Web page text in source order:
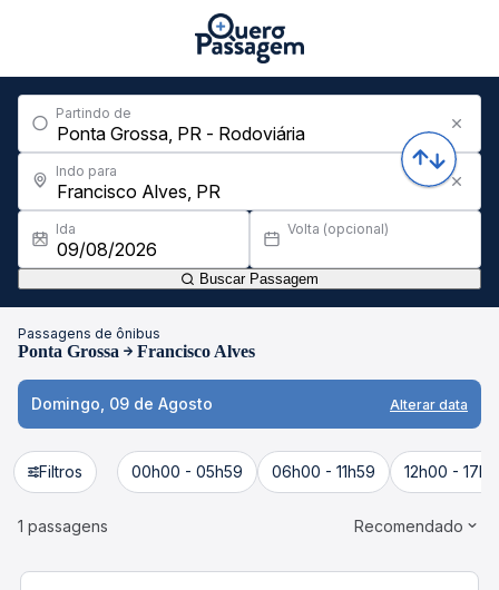
Partindo de
Indo para
Ida Volta (opcional)
Buscar Passagem
Passagens de ônibus
Ponta Grossa Francisco Alves
Domingo, 09 de Agosto Alterar data
Filtros 00h00 - 05h59 06h00 - 11h59 12h00 -
1 passagens Recomendado